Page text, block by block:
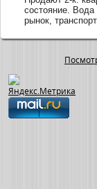
состояние.
рынок,